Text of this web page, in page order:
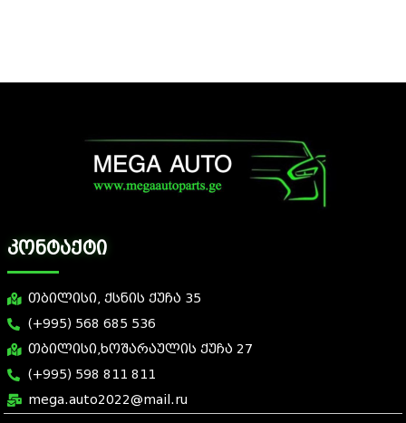
კონტაქტი
თბილისი, ქსნის ქუჩა 35
(+995) 568 685 536
თბილისი,ხოშარაულის ქუჩა 27
(+995) 598 811 811
mega.auto2022@mail.ru